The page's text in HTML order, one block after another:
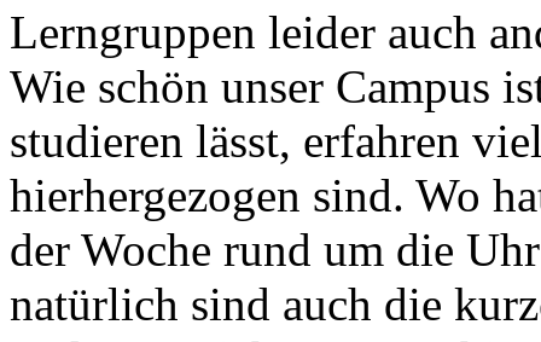
Lerngruppen leider auch
Wie schön unser Campus
studieren lässt, erfahren
hierhergezogen sind. Wo
der Woche rund um die
natürlich sind auch die